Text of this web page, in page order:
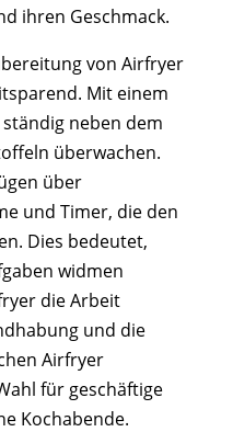
ihren Geschmack.
von Airfryer
Mit einem
neben dem
überwachen.
über
und Timer, die den
Dies bedeutet,
widmen
die Arbeit
und die
Airfryer
für geschäftige
Kochabende.